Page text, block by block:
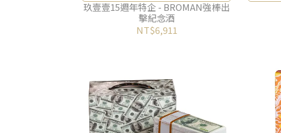
玖壹壹15週年特企 - BROMAN強棒出
擊紀念酒
NT$6,911